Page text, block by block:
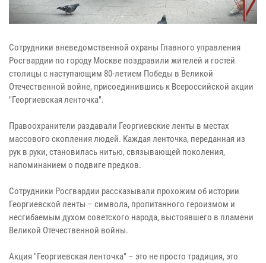
Сотрудники вневедомственной охраны Главного управления
Росгвардии по городу Москве поздравили жителей и гостей
столицы с наступающим 80-летием Победы в Великой
Отечественной войне, присоединившись к Всероссийской акции
"Георгиевская ленточка".
Правоохранители раздавали Георгиевские ленты в местах
массового скопления людей. Каждая ленточка, переданная из
рук в руки, становилась нитью, связывающей поколения,
напоминанием о подвиге предков.
Сотрудники Росгвардии рассказывали прохожим об истории
Георгиевской ленты – символа, пропитанного героизмом и
несгибаемым духом советского народа, выстоявшего в пламени
Великой Отечественной войны.
Акция "Георгиевская ленточка" – это не просто традиция, это